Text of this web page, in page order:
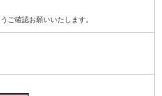
ご確認お願いいたします。